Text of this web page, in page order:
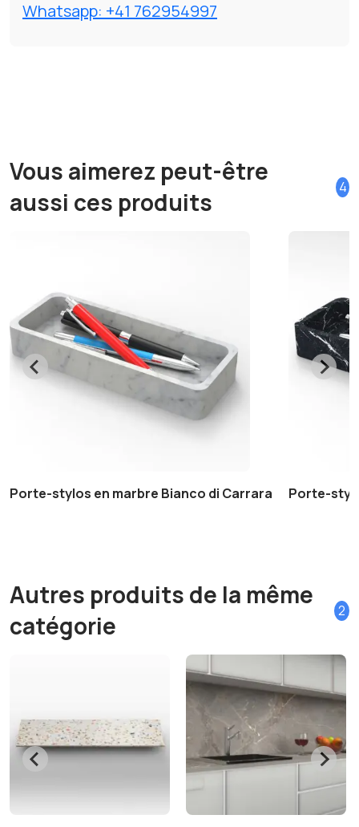
Whatsapp: +41 762954997
Vous aimerez peut-être
aussi ces produits
4
Porte-stylos en marbre Bianco di Carrara Porte-
Autres produits de la même
catégorie
2